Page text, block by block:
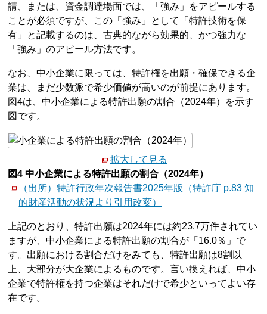
請、または、資金調達場面では、「強み」をアピールする
ことが必須ですが、この「強み」として「特許技術を保
有」と記載するのは、古典的ながら効果的、かつ強力な
「強み」のアピール方法です。
なお、中小企業に限っては、特許権を出願・確保できる企
業は、まだ少数派で希少価値が高いのが前提にあります。
図4は、中小企業による特許出願の割合（2024年）を示す
図です。
拡大して見る
図4 中小企業による特許出願の割合（2024年）
（出所）特許行政年次報告書2025年版（特許庁 p.83 知
的財産活動の状況より引用改変）
上記のとおり、特許出願は2024年には約23.7万件されてい
ますが、中小企業による特許出願の割合が「16.0％」で
す。出願における割合だけをみても、特許出願は8割以
上、大部分が大企業によるものです。言い換えれば、中小
企業で特許権を持つ企業はそれだけで希少といってよい存
在です。